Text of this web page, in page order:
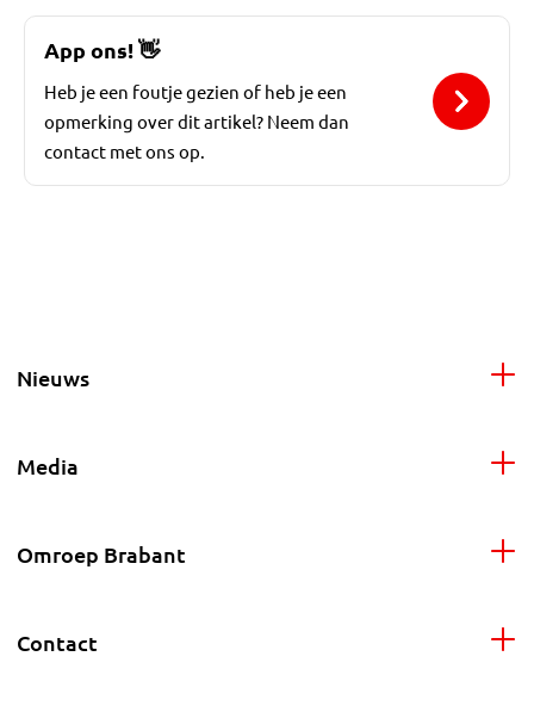
App ons!👋
Heb je een foutje gezien of heb je een
opmerking over dit artikel? Neem dan
contact met ons op.
Nieuws
Media
Omroep Brabant
Contact